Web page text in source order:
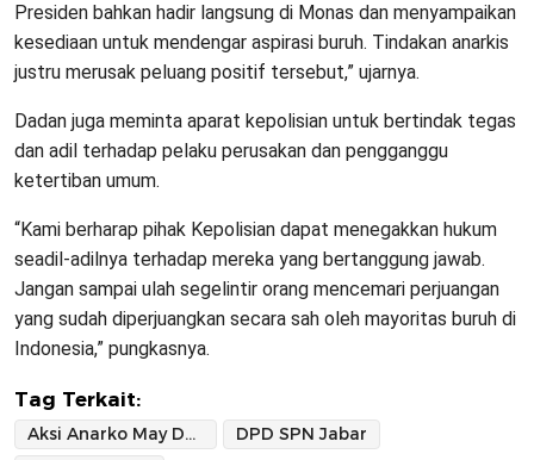
Presiden bahkan hadir langsung di Monas dan menyampaikan
kesediaan untuk mendengar aspirasi buruh. Tindakan anarkis
justru merusak peluang positif tersebut,” ujarnya.
Dadan juga meminta aparat kepolisian untuk bertindak tegas
dan adil terhadap pelaku perusakan dan pengganggu
ketertiban umum.
“Kami berharap pihak Kepolisian dapat menegakkan hukum
seadil-adilnya terhadap mereka yang bertanggung jawab.
Jangan sampai ulah segelintir orang mencemari perjuangan
yang sudah diperjuangkan secara sah oleh mayoritas buruh di
Indonesia,” pungkasnya.
Tag Terkait:
Aksi Anarko May Day 2025
DPD SPN Jabar